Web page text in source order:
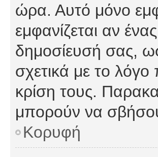
ώρα. Αυτό μόνο
εμφανίζεται αν
δημοσίευσή σας,
σχετικά με το
κρίση τους.
μπορούν να
Κορυφή